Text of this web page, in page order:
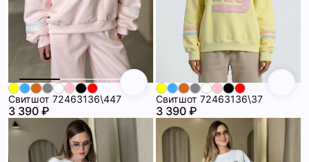
Свитшот 72463136\447
3 390 ₽
Свитшот 72463136\37
3 390 ₽